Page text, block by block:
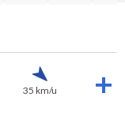
35 km/u